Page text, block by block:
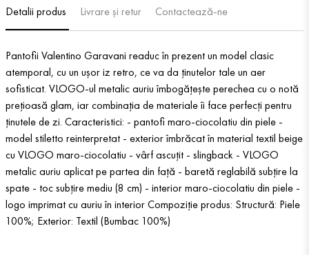
Detalii produs Livrare și retur Contactează-ne
Pantofii Valentino Garavani readuc în prezent un model clasic
atemporal, cu un ușor iz retro, ce va da ținutelor tale un aer
sofisticat. VLOGO-ul metalic auriu îmbogățește perechea cu o notă
prețioasă glam, iar combinația de materiale îi face perfecți pentru
ținutele de zi. Caracteristici: - pantofi maro-ciocolatiu din piele -
model stiletto reinterpretat - exterior îmbrăcat în material textil beige
cu VLOGO maro-ciocolatiu - vârf ascuțit - slingback - VLOGO
metalic auriu aplicat pe partea din față - baretă reglabilă subțire la
spate - toc subțire mediu (8 cm) - interior maro-ciocolatiu din piele -
logo imprimat cu auriu în interior Compoziție produs: Structură: Piele
100%; Exterior: Textil (Bumbac 100%)